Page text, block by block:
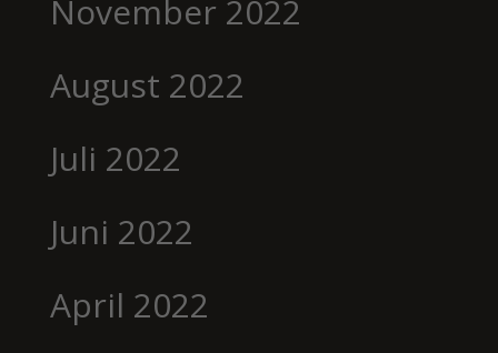
November 2022
August 2022
Juli 2022
Juni 2022
April 2022